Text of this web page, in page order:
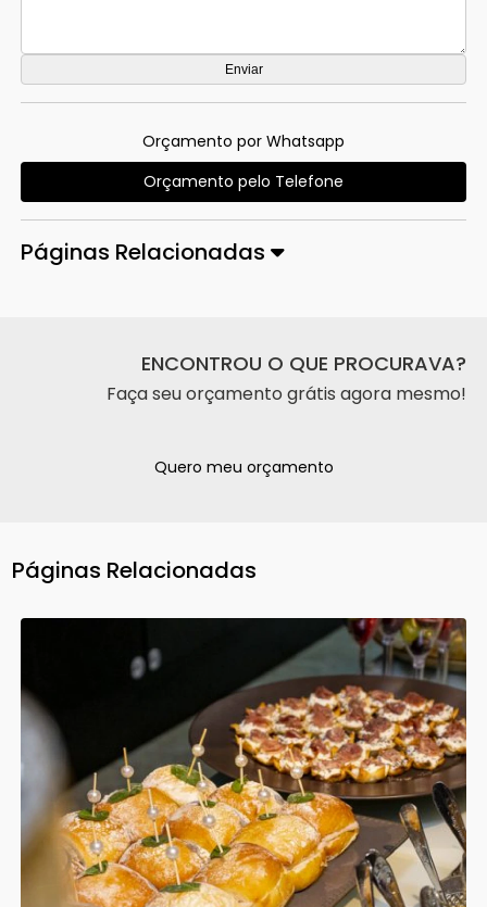
Orçamento por Whatsapp
Orçamento pelo Telefone
Páginas Relacionadas
ENCONTROU O QUE PROCURAVA?
Faça seu orçamento grátis agora mesmo!
Quero meu orçamento
Páginas Relacionadas